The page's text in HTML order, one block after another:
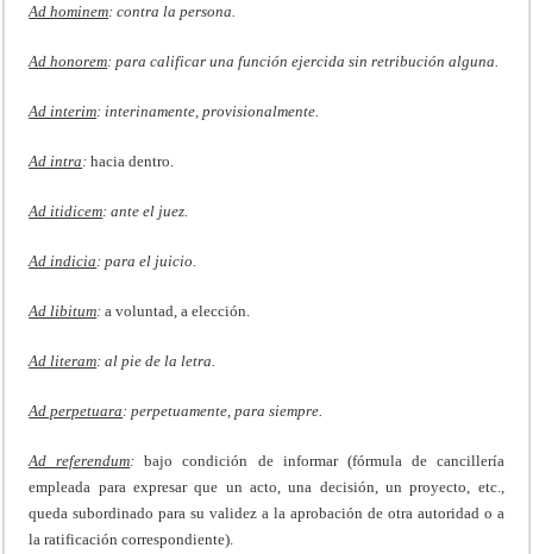
Ad hominem: contra la persona.
Ad honorem: para calificar una función ejercida sin retribución alguna.
Ad interim: interinamente, provisionalmente.
Ad intra :hacia dentro.
Ad itidicem: ante el juez.
Ad indicia : para el juicio.
Ad libitum:a voluntad, a elección.
Ad literam: al pie de la letra.
Ad perpetuara : perpetuamente, para siempre.
Ad referendum:bajo condición de informar (fórmula de cancillería
empleada para expresar que un acto, una decisión, un proyecto, etc.,
queda subordinado para su validez a la aprobación de otra autoridad o a
la ratificación correspondiente).